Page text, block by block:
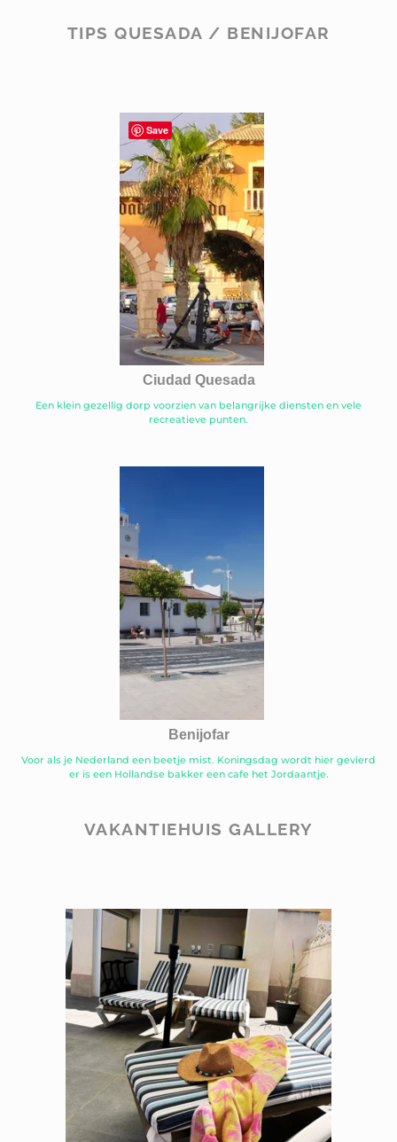
TIPS QUESADA / BENIJOFAR
Ciudad Quesada
Een klein gezellig dorp voorzien van belangrijke diensten en vele
recreatieve punten.
Benijofar
Voor als je Nederland een beetje mist. Koningsdag wordt hier gevierd
er is een Hollandse bakker een cafe het Jordaantje.
VAKANTIEHUIS GALLERY
Save